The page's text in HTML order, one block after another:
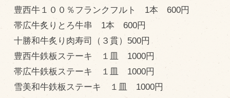
豊西牛１００％フランクフルト 1本 600円
帯広牛炙りとろ牛串 1本 600円
十勝和牛炙り肉寿司（３貫）500円
豊西牛鉄板ステーキ １皿 1000円
帯広牛鉄板ステーキ １皿 1000円
雪美和牛鉄板ステーキ １皿 1000円
カルビ串
ハンバーグ
黒にんにく
豊西ソース